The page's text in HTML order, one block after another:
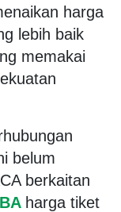
harga
lebih baik
memakai
belum
berkaitan
harga tiket